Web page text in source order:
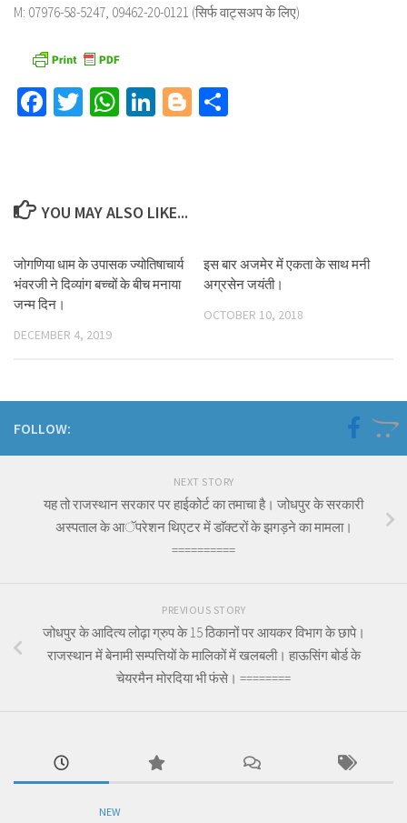
M: 07976-58-5247, 09462-20-0121 (सिर्फ वाट्सअप के लिए)
Facebook
TwitterWhatsApp
LinkedIn
Blogger
YOU MAY ALSO LIKE...
जोगणिया धाम के उपासक ज्योतिषाचार्य
भंवरजी ने दिव्यांग बच्चों के बीच मनाया
जन्म दिन।
DECEMBER 4, 2019
इस बार अजमेर में एकता के साथ मनी
अग्रसेन जयंती।
OCTOBER 10, 2018
FOLLOW:
NEXT STORY
यह तो राजस्थान सरकार पर हाईकोर्ट का तमाचा है। जोधपुर के सरकारी
अस्पताल के आॅपरेशन थिएटर में डाॅक्टरों के झगड़ने का मामला।
==========
PREVIOUS STORY
जोधपुर के आदित्य लोढ़ा ग्रुप के 15 ठिकानों पर आयकर विभाग के छापे।
राजस्थान में बेनामी सम्पत्तियों के मालिकों में खलबली। हाऊसिंग बोर्ड के
चेयरमैन मोरदिया भी फंसे। ========
NEW